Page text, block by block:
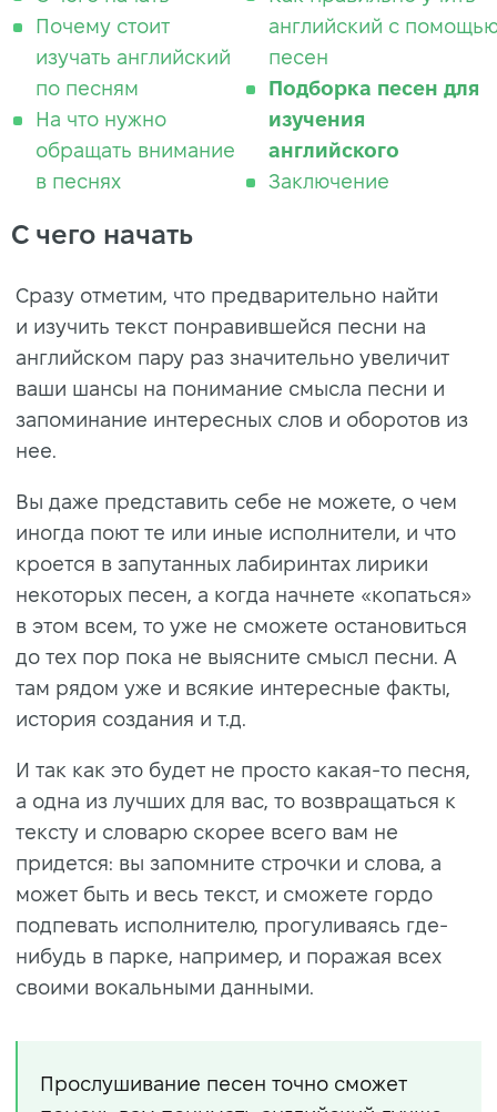
Почему стоит
изучать английский
по песням
На что нужно
обращать внимание
в песнях
английский с
песен
Подборка песен для
изучения
английского
Заключение
С чего начать
Сразу отметим, что предварительно найти
и изучить текст понравившейся песни на
английском пару раз значительно увеличит
ваши шансы на понимание смысла песни и
запоминание интересных слов и оборотов из
нее.
Вы даже представить себе не можете, о чем
иногда поют те или иные исполнители, и что
кроется в запутанных лабиринтах лирики
некоторых песен, а когда начнете «копаться»
в этом всем, то уже не сможете остановиться
до тех пор пока не выясните смысл песни. А
там рядом уже и всякие интересные факты,
история создания и т.д.
И так как это будет не просто какая-то песня,
а одна из лучших для вас, то возвращаться к
тексту и словарю скорее всего вам не
придется: вы запомните строчки и слова, а
может быть и весь текст, и сможете гордо
подпевать исполнителю, прогуливаясь где-
нибудь в парке, например, и поражая всех
своими вокальными данными.
Прослушивание песен точно сможет